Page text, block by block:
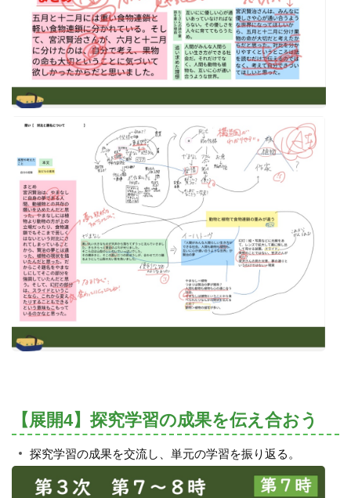
【展開4】探究学習の成果を伝え合おう
探究学習の成果を交流し、単元の学習を振り返る。